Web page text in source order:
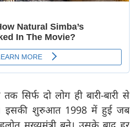
सिर्फ दो लोग ही बारी-बारी से
इसकी शुरुआत 1998 में हुई जब